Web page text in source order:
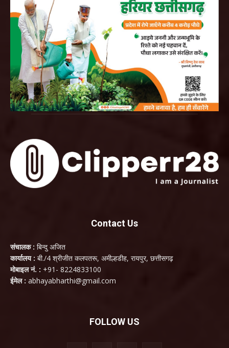
Contact Us
संचालक : बिन्दु अजित
कार्यालय : बी./4 श्रीजीत कलपतरू, अमील्हडीह, रायपुर, छत्तीसगढ़
मोबाइल नं. : +91- 8224833100
ईमेल : abhayabharthi@gmail.com
FOLLOW US